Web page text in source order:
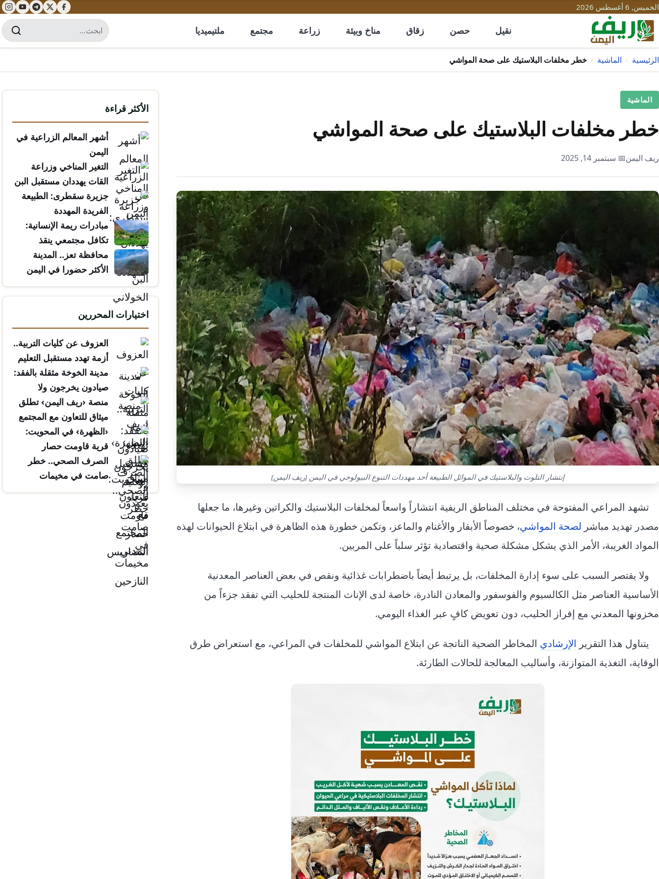
الخميس, 6 أغسطس 2026
نقيل حصن زقاق مناخ وبيئة زراعة مجتمع ملتيميديا
الرئيسية › الماشية › خطر مخلفات البلاستيك على صحة المواشي
الماشية
خطر مخلفات البلاستيك على صحة المواشي
ريف اليمن📅 سبتمبر 14, 2025
إنتشار التلوث والبلاستيك في الموائل الطبيعة أحد مهددات التنوع البيولوجي في اليمن (ريف اليمن)
تشهد المراعي المفتوحة في مختلف المناطق الريفية انتشاراً واسعاً لمخلفات البلاستيك والكراتين وغيرها، ما جعلها
مصدر تهديد مباشر لصحة المواشي، خصوصاً الأبقار والأغنام والماعز، وتكمن خطورة هذه الظاهرة في ابتلاع الحيوانات لهذه
المواد الغريبة، الأمر الذي يشكل مشكلة صحية واقتصادية تؤثر سلباً على المربين.
ولا يقتصر السبب على سوء إدارة المخلفات، بل يرتبط أيضاً باضطرابات غذائية ونقص في بعض العناصر المعدنية
الأساسية العناصر مثل الكالسيوم والفوسفور والمعادن النادرة، خاصة لدى الإناث المنتجة للحليب التي تفقد جزءاً من
مخزونها المعدني مع إفراز الحليب، دون تعويض كافٍ عبر الغذاء اليومي.
يتناول هذا التقرير الإرشادي المخاطر الصحية الناتجة عن ابتلاع المواشي للمخلفات في المراعي، مع استعراض طرق
الوقاية، التغذية المتوازنة، وأساليب المعالجة للحالات الطارئة.
الأكثر قراءة
أشهر المعالم الزراعية في
اليمن
التغير المناخي وزراعة
القات يهددان مستقبل البن
الخولاني
جزيرة سقطرى: الطبيعة
الفريدة المهددة
مبادرات ريمة الإنسانية:
تكافل مجتمعي ينقذ
الأرواح
محافظة تعز.. المدينة
الأكثر حضورا في اليمن
اختيارات المحررين
العزوف عن كليات التربية..
أزمة تهدد مستقبل التعليم
مدينة الخوخة مثقلة بالفقد:
صيادون يخرجون ولا
يعودون
منصة ‹ريف اليمن› تطلق
ميثاق للتعاون مع المجتمع
المدني
‹الظهرة› في المحويت:
قرية قاومت حصار
التضاريس
الصرف الصحي.. خطر
صامت في مخيمات
النازحين